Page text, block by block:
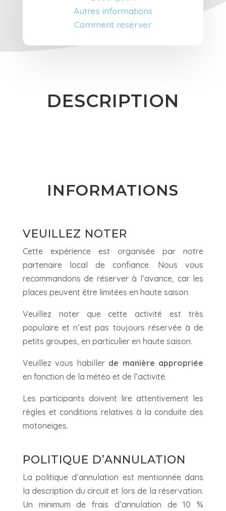
Autres informations
Comment réserver
DESCRIPTION
INFORMATIONS
VEUILLEZ NOTER
Cette expérience est organisée par notre
partenaire local de confiance. Nous vous
recommandons de réserver à l’avance, car les
places peuvent être limitées en haute saison.
Veuillez noter que cette activité est très
populaire et n’est pas toujours réservée à de
petits groupes, en particulier en haute saison.
Veuillez vous habiller de manière appropriée
en fonction de la météo et de l’activité.
Les participants doivent lire attentivement les
règles et conditions relatives à la conduite des
motoneiges.
POLITIQUE D’ANNULATION
La politique d’annulation est mentionnée dans
la description du circuit et lors de la réservation.
Un minimum de frais d’annulation de 10 %